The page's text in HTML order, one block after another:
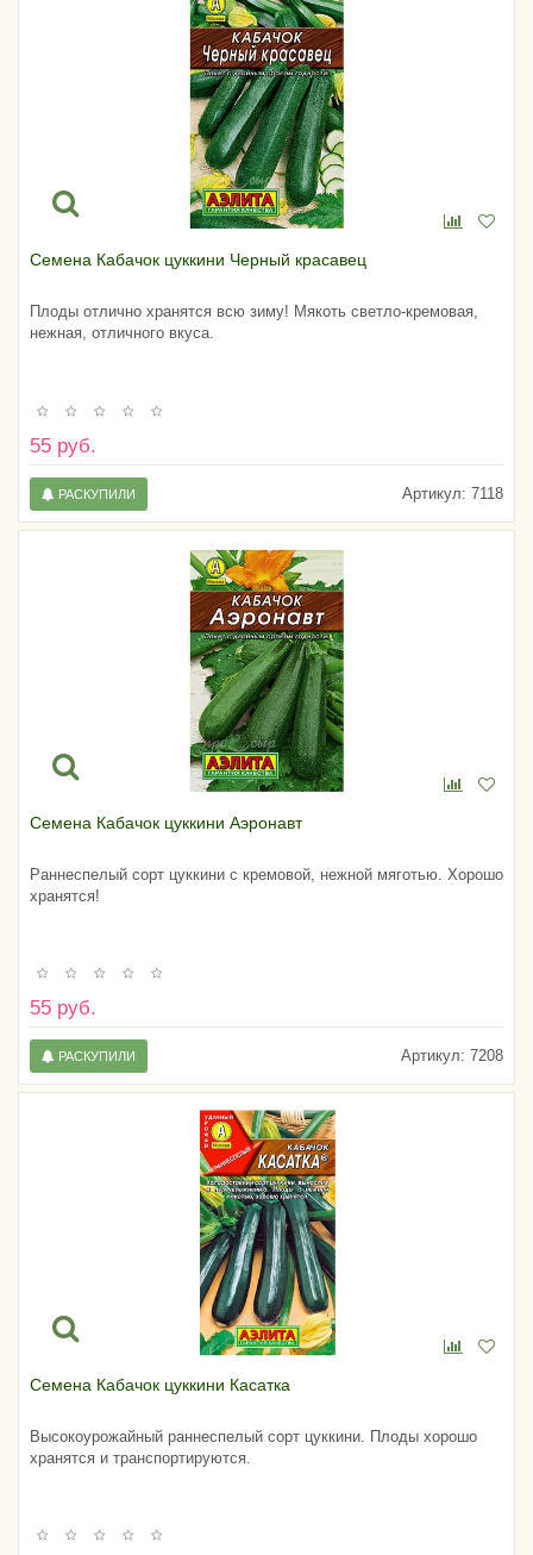
Семена Кабачок цуккини Черный красавец
Плоды отлично хранятся всю зиму! Мякоть светло-кремовая,
нежная, отличного вкуса.
55 руб.
Артикул: 7118
РАСКУПИЛИ
Семена Кабачок цуккини Аэронавт
Раннеспелый сорт цуккини с кремовой, нежной мяготью. Хорошо
хранятся!
55 руб.
Артикул: 7208
РАСКУПИЛИ
Семена Кабачок цуккини Касатка
Высокоурожайный раннеспелый сорт цуккини. Плоды хорошо
хранятся и транспортируются.